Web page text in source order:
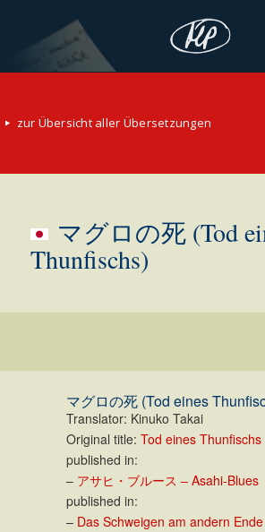
zur Übersicht aller Übersetzungen
マグロの死 (Tod
Thunfischs)
マグロの死 (Tod eines
Translator: Kinuko Takai
Original title: Tod eines Thunfischs
published in:
– アサヒ・ブルース – Asahi-Blues
published in:
– Das Schweigen am andern